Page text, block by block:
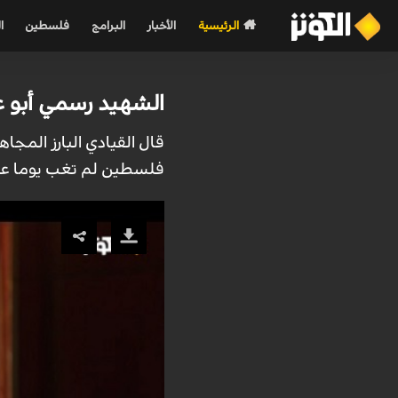
الرئيسية الأخبار البرامج فلسطين
الشهيد رسمي
قال القيادي البارز
فلسطين لم تغب يوما عن